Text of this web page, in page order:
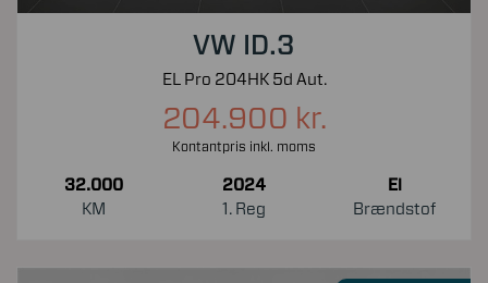
VW ID.3
EL Pro 204HK 5d Aut.
204.900 kr.
Kontantpris inkl. moms
32.000
KM
2024
1. Reg
El
Brændstof